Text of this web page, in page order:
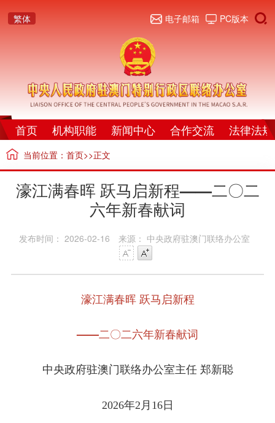
繁体 PC版本
电子邮箱
首页 机构职能 新闻中心 合作交流 法律法规
当前位置： 首页>>正文
濠江满春晖 跃马启新程——二〇二
六年新春献词
发布时间： 2026-02-16 来源： 中央政府驻澳门联络办公室
濠江满春晖 跃马启新程
——二〇二六年新春献词
中央政府驻澳门联络办公室主任 郑新聪
2026年2月16日